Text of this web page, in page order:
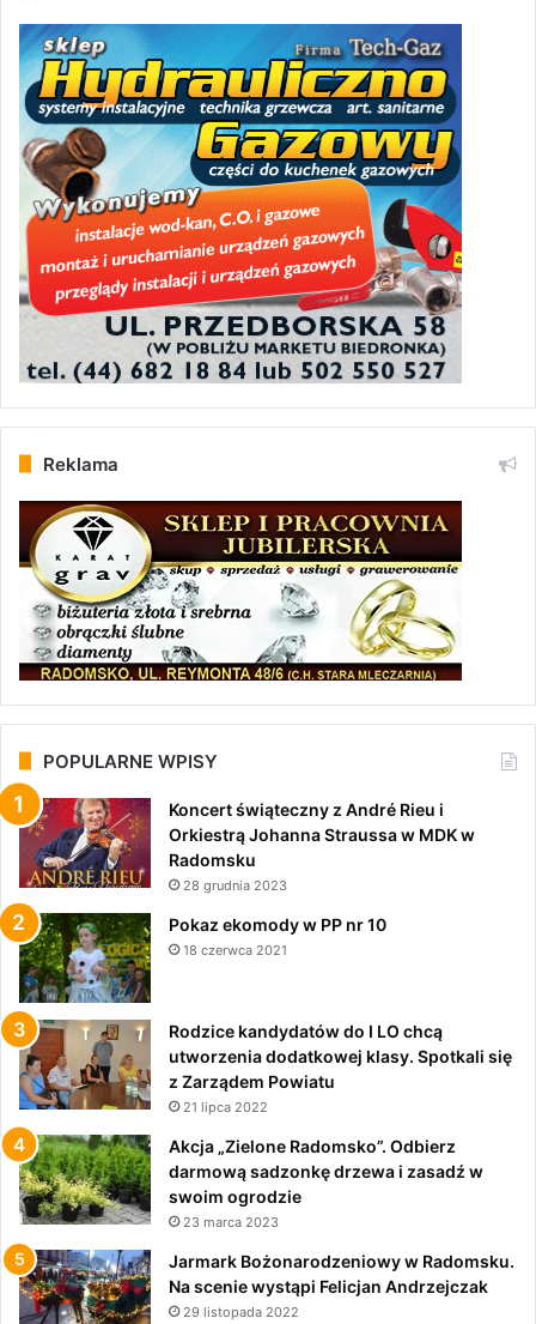
Reklama
POPULARNE WPISY
Koncert świąteczny z André Rieu i
Orkiestrą Johanna Straussa w MDK w
Radomsku
28 grudnia 2023
Pokaz ekomody w PP nr 10
18 czerwca 2021
Rodzice kandydatów do I LO chcą
utworzenia dodatkowej klasy. Spotkali się
z Zarządem Powiatu
21 lipca 2022
Akcja „Zielone Radomsko”. Odbierz
darmową sadzonkę drzewa i zasadź w
swoim ogrodzie
23 marca 2023
Jarmark Bożonarodzeniowy w Radomsku.
Na scenie wystąpi Felicjan Andrzejczak
29 listopada 2022